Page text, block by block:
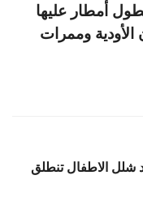
أمطار عليها
وممرات
شلل الاطفال تنطلق